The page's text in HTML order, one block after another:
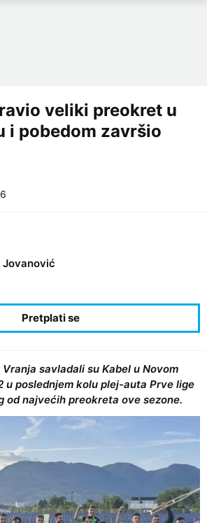
veliki preokret u
i pobedom završio
Jovanović
savladali su Kabel u Novom
u poslednjem kolu plej-auta Prve lige
od najvećih preokreta ove sezone.